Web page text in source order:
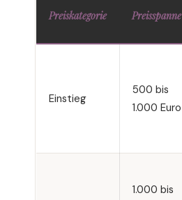
Preiskategorie Preisspanne
Einstieg
500 bis
1.000 Euro
1.000 bis